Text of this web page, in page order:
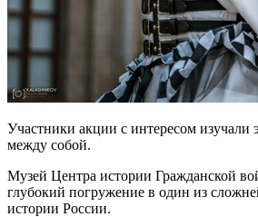
Участники акции с интересом изучали
между собой.
Музей Центра истории Гражданской
глубокий погружение в один из
истории России.